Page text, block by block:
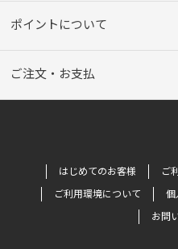
ポイントについて
ご注文・お支払
はじめてのお客様 ご
ご利用環境について
個
お問